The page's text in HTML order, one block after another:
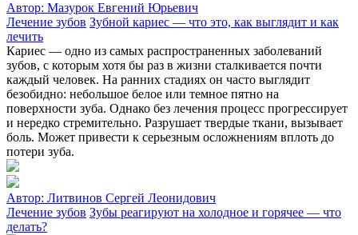
Автор: Мазурок Евгений Юрьевич
Лечение зубов Зубной кариес — что это, как выглядит и как
лечить
Кариес — одно из самых распространенных заболеваний
зубов, с которым хотя бы раз в жизни сталкивается почти
каждый человек. На ранних стадиях он часто выглядит
безобидно: небольшое белое или темное пятно на
поверхности зуба. Однако без лечения процесс прогрессирует
и нередко стремительно. Разрушает твердые ткани, вызывает
боль. Может привести к серьезным осложнениям вплоть до
потери зуба.
Автор: Литвинов Сергей Леонидович
Лечение зубов Зубы реагируют на холодное и горячее — что
делать?